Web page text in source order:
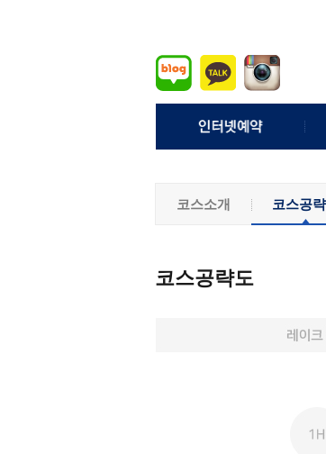
조인게시판
코스소개 코스공
코스공략도